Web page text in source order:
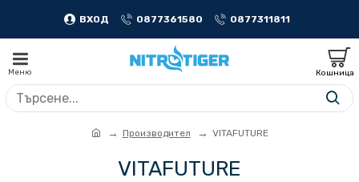
ВХОД 0877361580 0877311811
Производител VITAFUTURE
VITAFUTURE